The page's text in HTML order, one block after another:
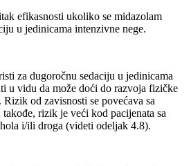
efikasnosti ukoliko se midazolam
u jedinicama intenzivne nege.
za dugoročnu sedaciju u jedinicama
u vidu da može doći do razvoja fizičke
od zavisnosti se povećava sa
rizik je veći kod pacijenata sa
i/ili droga (videti odeljak 4.8).